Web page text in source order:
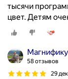
тысячи
цвет. Детям
58 отзывов
29